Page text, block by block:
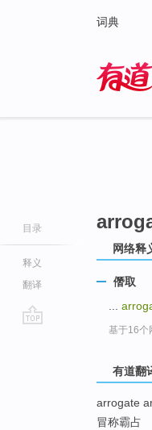
词典
目录
释义
翻译
网络释
僭取
基于16个
有道翻
arrogate
冒称霸占